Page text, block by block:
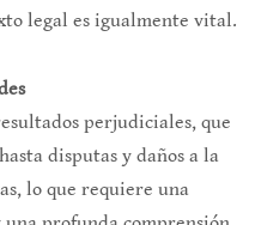
legal es igualmente vital.
perjudiciales, que
disputas y daños a la
lo que requiere una